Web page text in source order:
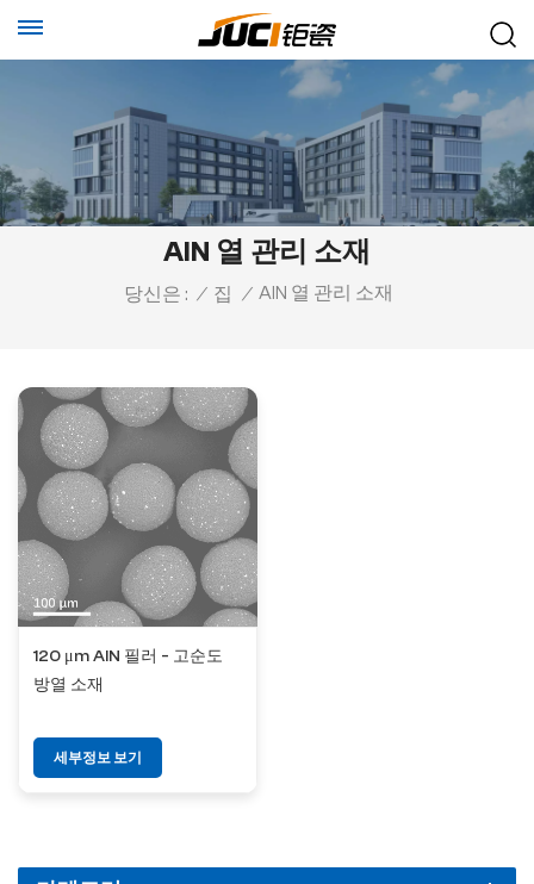
AlN 열 관리 소재
당신은 : / 집 / AlN 열 관리 소재
120 μm AlN 필러 - 고순도
방열 소재
세부정보 보기